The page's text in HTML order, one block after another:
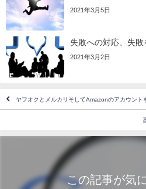
2021年3月5日
失敗への対応、失
2021年3月2日
ヤフオクとメルカリそしてAmazonのアカウント
この記事が気